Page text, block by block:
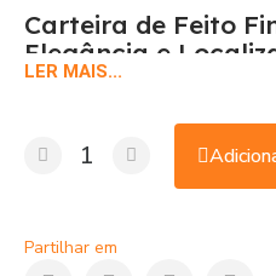
Carteira de Feito
Elegância e
elegante de transportar os
microsarga suave e 100
três cartões
e
Compre-a ao
LER MAIS...
Partilhar em